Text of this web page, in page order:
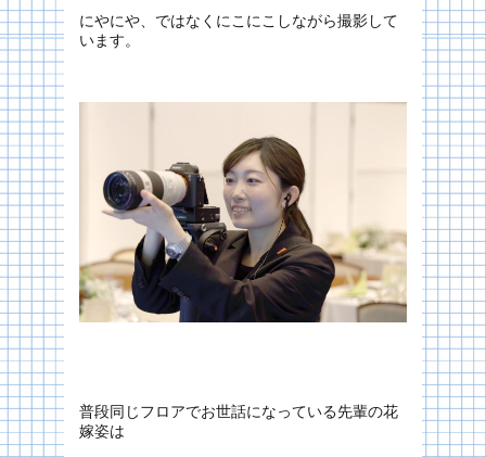
にやにや、ではなくにこにこしながら撮影して
います。
普段同じフロアでお世話になっている先輩の花
嫁姿は